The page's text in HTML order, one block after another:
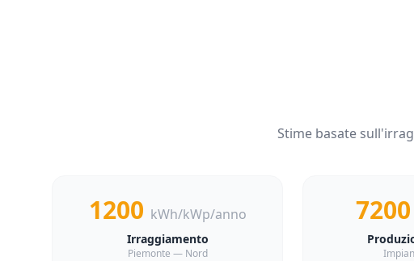
Stime basate
1200 kWh/kWp/anno
Irraggiamento
Piemonte — Nord
7200